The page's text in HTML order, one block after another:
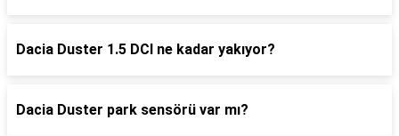
Dacia Duster 1.5 DCI ne kadar yakıyor?
Dacia Duster park sensörü var mı?